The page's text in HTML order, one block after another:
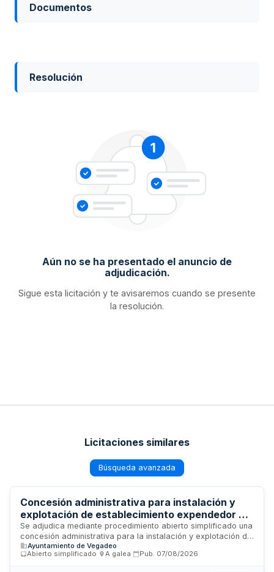
Documentos
Resolución
Aún no se ha presentado el anuncio de
adjudicación.
Sigue esta licitación y te avisaremos cuando se presente
la resolución.
Licitaciones similares
Búsqueda avanzada
Concesión administrativa para instalación y
explotación de establecimiento expendedor de
bebidas y comidas en espacios públicos de
Vegadeo
Se adjudica mediante procedimiento abierto simplificado una
concesión administrativa para la instalación y explotación de
un establecimiento expendedor de bebidas y comidas con
carácter privativo en el Parque de Medal y/o en el área
Ayuntamiento de Vegadeo
Abierto simplificado
A galea Pub. 07/08/2026